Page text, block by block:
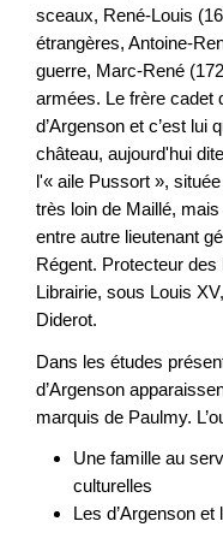
sceaux, René-Louis
étrangères, Antoine-
guerre, Marc-René
armées. Le frère cadet
d’Argenson et c’est lui
château, aujourd'hui
l'« aile Pussort »,
très loin de Maillé, mais
entre autre lieutenant
Régent. Protecteur
Librairie, sous Louis
Diderot.
Dans les études
d’Argenson
marquis de Paulmy.
Une famille au
culturelles
Les d’Argenson